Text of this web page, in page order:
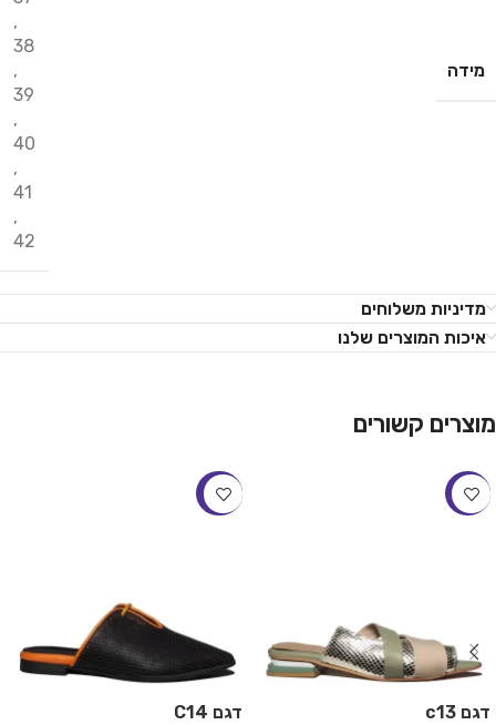
מידה
,
38
,
39
,
40
,
41
,
42
מדיניות משלוחים
איכות המוצרים שלנו
מוצרים קשורים
-22%
דגם c13
-20%
דגם C14